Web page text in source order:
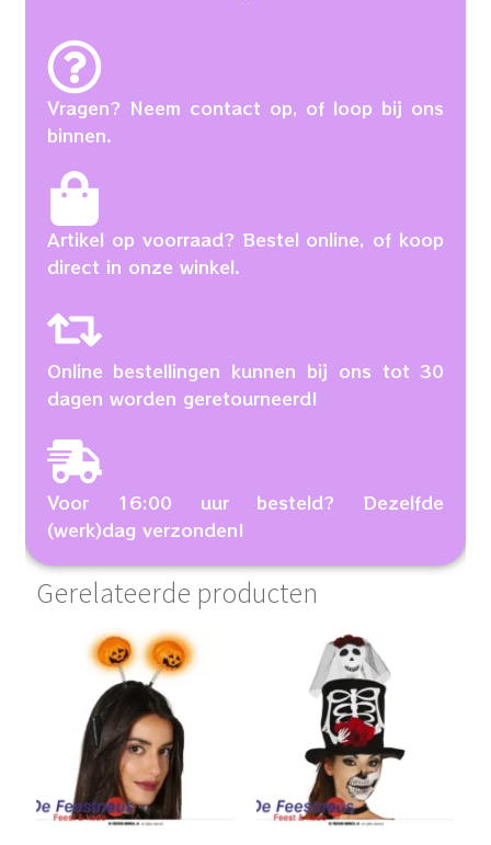
Vragen? Neem contact op, of loop bij ons
binnen.
Artikel op voorraad? Bestel online, of koop
direct in onze winkel.
Online bestellingen kunnen bij ons tot 30
dagen worden geretourneerd!
Voor 16:00 uur besteld? Dezelfde
(werk)dag verzonden!
Gerelateerde producten